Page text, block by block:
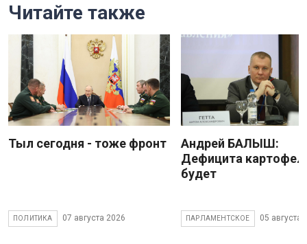
Читайте также
Тыл сегодня - тоже фронт
ПОЛИТИКА 07 августа 2026
Андрей БАЛЫШ:
Дефицита
будет
ПАРЛАМЕНТСКОЕ 05 августа